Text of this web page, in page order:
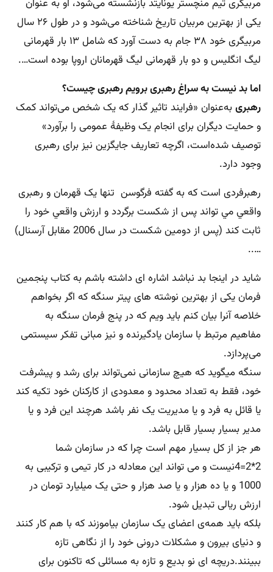
مربیگری تیم منچستر یونایتد بازنشسته می‌شود، او به عنوان
یکی از بهترین مربیان تاریخ شناخته می‌شود و در طول ۲۶ سال
مربیگری خود ۳۸ جام به دست آورد که شامل ۱۳ بار قهرمانی
لیگ انگلیس و دو بار قهرمانی لیگ قهرمانان اروپا بوده است….
اما بد نیست به سراغ رهبری برویم رهبری چیست؟
رهبریبه‌عنوان «فرایند تاثیر گذار که یک شخص می‌تواند کمک
و حمایت دیگران برای انجام یک وظیفهٔ عمومی را برآورد»
توصیف شده‌است، اگرچه تعاریف جایگزین نیز برای رهبری
وجود دارد.
رهبرفردی است که به گفته فرگوسن تنها يک قهرمان و رهبری
واقعي مي تواند پس از شکست برگردد و ارزش واقعي خود را
ثابت کند (پس از دومين شکست در سال 2006 مقابل آرسنال)
…..
شاید در اینجا بد نباشد اشاره ای داشته باشم به کتاب پنجمین
فرمان یکی از بهترین نوشته های پیتر سنگه که اگر بخواهم
خلاصه آنرا بیان کنم باید ویم که در پنج فرمان سنگه به
مفاهیم مرتبط با سازمان یادگیرنده و نیز مبانی تفکر سیستمی
می‌پردازد.
سنگه میگوید که هیچ سازمانی نمی‌تواند برای رشد و پیشرفت
خود، فقط به تعداد محدود و معدودی از کارکنان خود تکیه کند
یا قائل به فرد و یا مدیریت یک نفر باشد هرچند این فرد و یا
مدیر بسیار بسیار قابل باشد.
هر جز از کل بسیار مهم است چرا که در سازمان شما
2*2=4نیست و می تواند این معادله در کار تیمی و ترکیبی به
1000 و یا ده هزار و یا صد هزار و حتی یک میلیارد تومان در
ارزش ریالی تبدیل شود.
بلکه باید همه‌ی اعضای یک سازمان بیاموزند که با هم کار کنند
و دنیای بیرون و مشکلات درونی خود را از نگاهی تازه
ببینند.دریچه ای نو بدیع و تازه به مسائلی که تاکنون برای